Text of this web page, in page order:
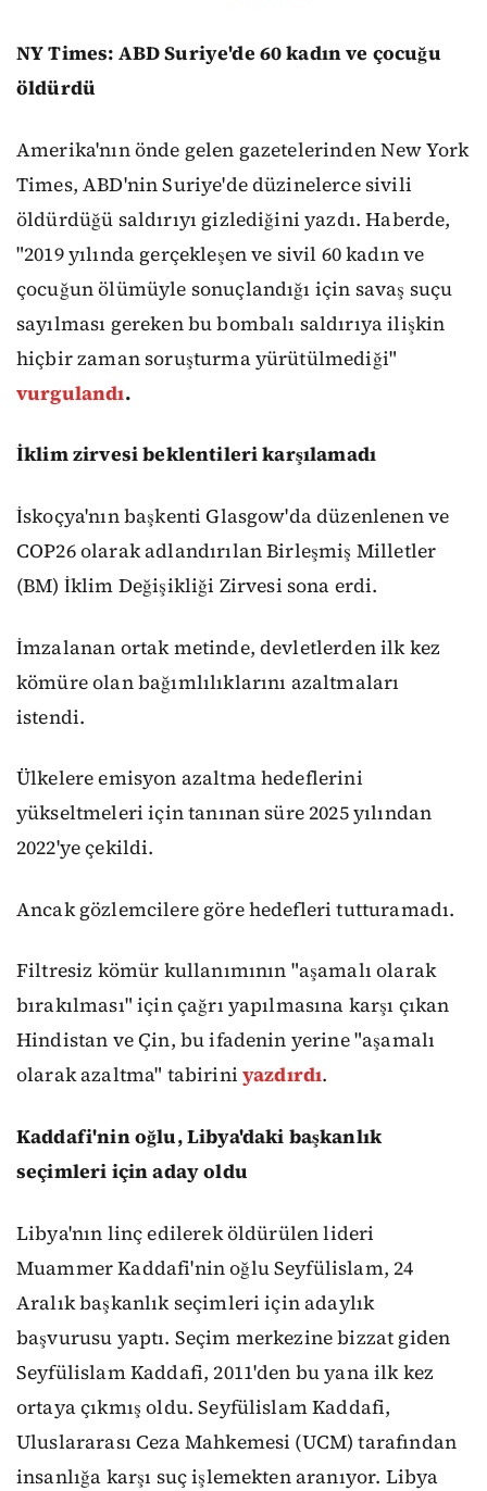
NY Times: ABD Suriye'de 60 kadın ve çocuğu
öldürdü
Amerika'nın önde gelen gazetelerinden New York
Times, ABD'nin Suriye'de düzinelerce sivili
öldürdüğü saldırıyı gizlediğini yazdı. Haberde,
"2019 yılında gerçekleşen ve sivil 60 kadın ve
çocuğun ölümüyle sonuçlandığı için savaş suçu
sayılması gereken bu bombalı saldırıya ilişkin
hiçbir zaman soruşturma yürütülmediği"
vurgulandı.
İklim zirvesi beklentileri karşılamadı
İskoçya'nın başkenti Glasgow'da düzenlenen ve
COP26 olarak adlandırılan Birleşmiş Milletler
(BM) İklim Değişikliği Zirvesi sona erdi.
İmzalanan ortak metinde, devletlerden ilk kez
kömüre olan bağımlılıklarını azaltmaları
istendi.
Ülkelere emisyon azaltma hedeflerini
yükseltmeleri için tanınan süre 2025 yılından
2022'ye çekildi.
Ancak gözlemcilere göre hedefleri tutturamadı.
Filtresiz kömür kullanımının "aşamalı olarak
bırakılması" için çağrı yapılmasına karşı çıkan
Hindistan ve Çin, bu ifadenin yerine "aşamalı
olarak azaltma" tabiriniyazdırdı.
Kaddafi'nin oğlu, Libya'daki başkanlık
seçimleri için aday oldu
Libya'nın linç edilerek öldürülen lideri
Muammer Kaddafi'nin oğlu Seyfülislam, 24
Aralık başkanlık seçimleri için adaylık
başvurusu yaptı. Seçim merkezine bizzat giden
Seyfülislam Kaddafi, 2011'den bu yana ilk kez
ortaya çıkmış oldu. Seyfülislam Kaddafi,
Uluslararası Ceza Mahkemesi (UCM) tarafından
insanlığa karşı suç işlemekten aranıyor. Libya